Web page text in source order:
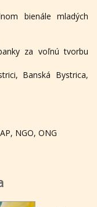
bienále mladých
za voľnú tvorbu
Banská Bystrica,
NGO, ONG